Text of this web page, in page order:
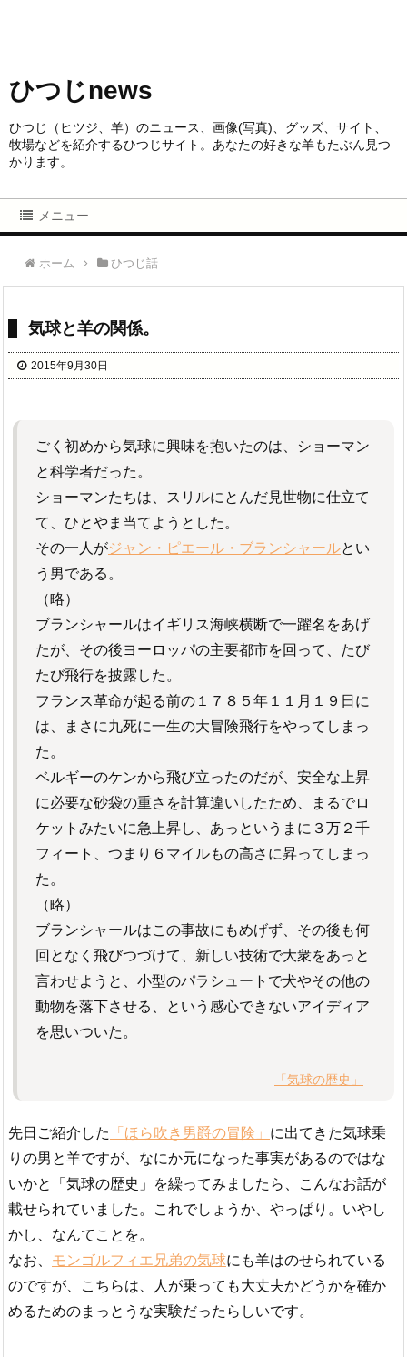
ひつじnews
ひつじ（ヒツジ、羊）のニュース、画像(写真)、グッズ、サイト、
牧場などを紹介するひつじサイト。あなたの好きな羊もたぶん見つ
かります。
メニュー
ホーム ひつじ話
気球と羊の関係。
2015年9月30日
ごく初めから気球に興味を抱いたのは、ショーマン
と科学者だった。
ショーマンたちは、スリルにとんだ見世物に仕立て
て、ひとやま当てようとした。
その一人がジャン・ピエール・ブランシャールとい
う男である。
（略）
ブランシャールはイギリス海峡横断で一躍名をあげ
たが、その後ヨーロッパの主要都市を回って、たび
たび飛行を披露した。
フランス革命が起る前の１７８５年１１月１９日に
は、まさに九死に一生の大冒険飛行をやってしまっ
た。
ベルギーのケンから飛び立ったのだが、安全な上昇
に必要な砂袋の重さを計算違いしたため、まるでロ
ケットみたいに急上昇し、あっというまに３万２千
フィート、つまり６マイルもの高さに昇ってしまっ
た。
（略）
ブランシャールはこの事故にもめげず、その後も何
回となく飛びつづけて、新しい技術で大衆をあっと
言わせようと、小型のパラシュートで犬やその他の
動物を落下させる、という感心できないアイディア
を思いついた。
「気球の歴史」
先日ご紹介した 「ほら吹き男爵の冒険」 に出てきた気球乗
りの男と羊ですが、なにか元になった事実があるのではな
いかと「気球の歴史」を繰ってみましたら、こんなお話が
載せられていました。これでしょうか、やっぱり。いやし
かし、なんてことを。
なお、 モンゴルフィエ兄弟の気球にも羊はのせられている
のですが、こちらは、人が乗っても大丈夫かどうかを確か
めるためのまっとうな実験だったらしいです。